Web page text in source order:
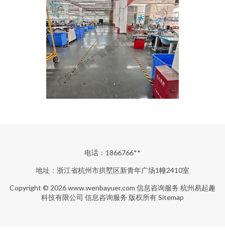
电话：1866766**
地址：浙江省杭州市拱墅区新青年广场1幢2410室
Copyright © 2026www.wenbayuer.com 信息咨询服务 杭州易起趣
科技有限公司 信息咨询服务 版权所有Sitemap